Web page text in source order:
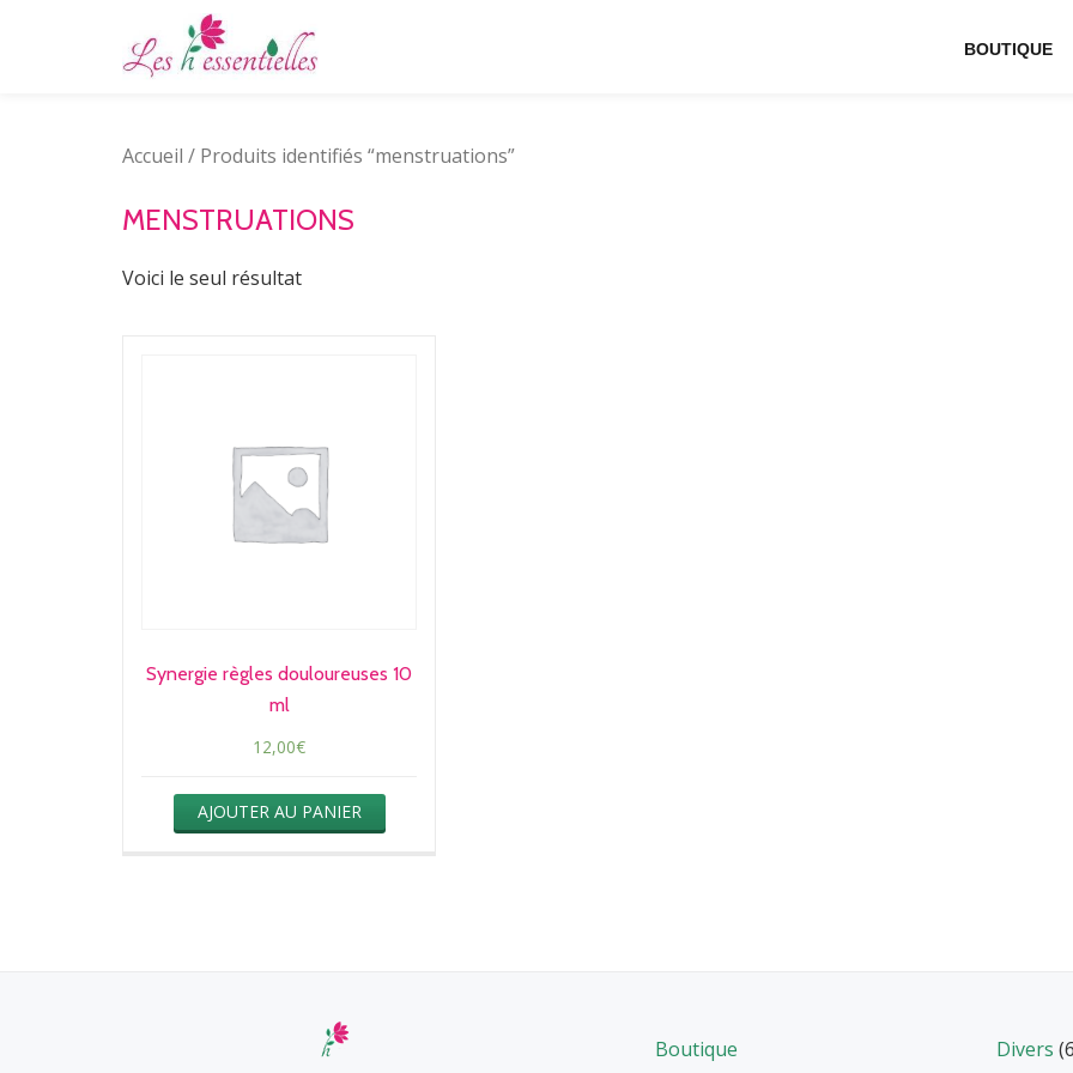
BOUTIQUE
Accueil / Produits identifiés “menstruations”
MENSTRUATIONS
Voici le seul résultat
Synergie règles douloureuses 10
ml
12,00€
AJOUTER AU PANIER
Boutique Divers